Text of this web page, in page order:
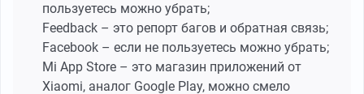
пользуетесь можно убрать;
Feedback – это репорт багов и обратная связь;
Facebook – если не пользуетесь можно убрать;
Mi App Store – это магазин приложений от
Xiaomi, аналог Google Play, можно смело